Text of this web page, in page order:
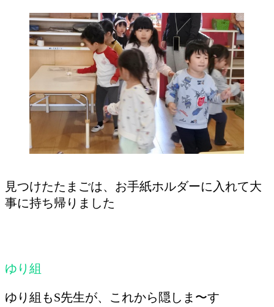
見つけたたまごは、お手紙ホルダーに入れて大
事に持ち帰りました
ゆり組
ゆり組もS先生が、これから隠しま〜す